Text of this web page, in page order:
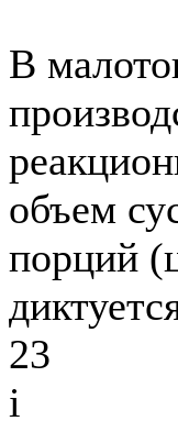
В
объем
порций
23
i